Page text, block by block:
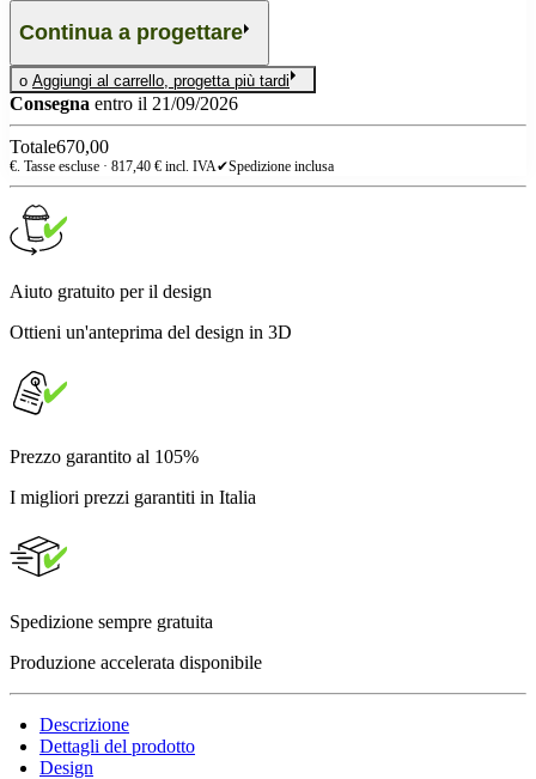
Continua a progettare
o Aggiungi al carrello, progetta più tardi
Consegna entro il 21/09/2026
Totale670,00
€. Tasse escluse · 817,40 € incl. IVA✔Spedizione inclusa
Aiuto gratuito per il design
Ottieni un'anteprima del design in 3D
Prezzo garantito al 105%
I migliori prezzi garantiti in Italia
Spedizione sempre gratuita
Produzione accelerata disponibile
Descrizione
Dettagli del prodotto
Design